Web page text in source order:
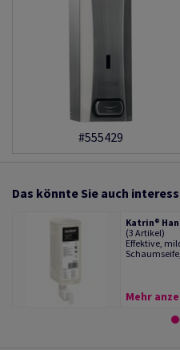
#555429
Das könnte Sie auch
Katrin®
(3 Artikel)
Effektive,
Mehr